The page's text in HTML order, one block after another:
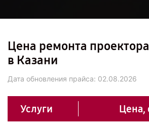
Цена ремонта проектора
в Казани
Дата обновления прайса: 02.08.2026
Услуги Цена,